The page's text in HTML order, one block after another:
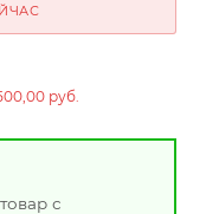
руб.
с